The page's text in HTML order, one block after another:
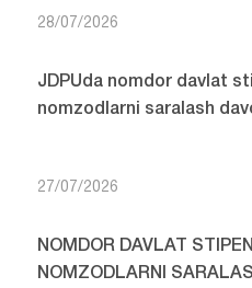
28/07/2026
JDPUda nomdor davlat
nomzodlarni saralash
27/07/2026
NOMDOR DAVLAT
NOMZODLARNI